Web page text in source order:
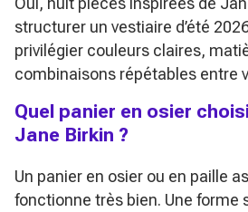
structurer un vestiaire d’été
privilégier couleurs claires,
combinaisons répétables entre
Quel panier en osier
Jane Birkin ?
Un panier en osier ou en paille
fonctionne très bien. Une forme